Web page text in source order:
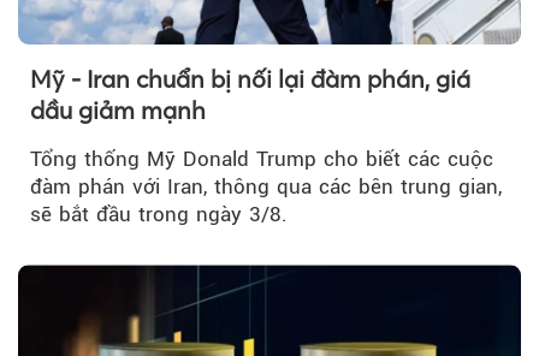
Mỹ - Iran chuẩn bị nối lại đàm phán, giá
dầu giảm mạnh
Tổng thống Mỹ Donald Trump cho biết các cuộc
đàm phán với Iran, thông qua các bên trung gian,
sẽ bắt đầu trong ngày 3/8.